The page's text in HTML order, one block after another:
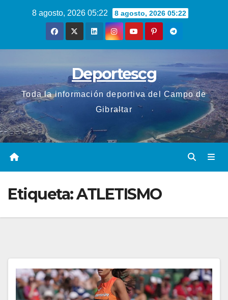
8 agosto, 2026 05:22 8 agosto, 2026 05:22
Deportescg
Toda la información deportiva del Campo de
Gibraltar
Etiqueta:ATLETISMO